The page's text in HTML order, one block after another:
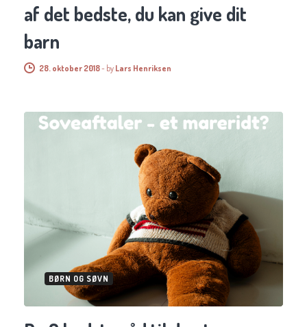
af det bedste, du kan give dit
barn
28. oktober 2018- by Lars Henriksen
BØRN OG SØVN